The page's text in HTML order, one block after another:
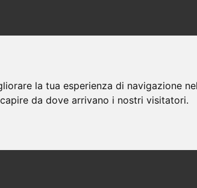
la tua esperienza di navigazione
da dove arrivano i nostri visitatori.